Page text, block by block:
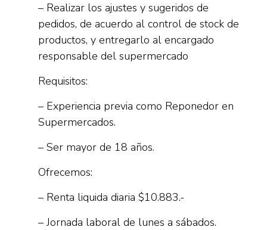
– Realizar los ajustes y sugeridos de
pedidos, de acuerdo al control de stock de
productos, y entregarlo al encargado
responsable del supermercado
Requisitos:
– Experiencia previa como Reponedor en
Supermercados.
– Ser mayor de 18 años.
Ofrecemos:
– Renta liquida diaria $10.883.-
– Jornada laboral de lunes a sábados.